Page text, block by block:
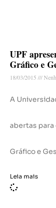
UPF
Gráfico e
18/03/2015
A
abertas para
Gráfico e
Leia mais